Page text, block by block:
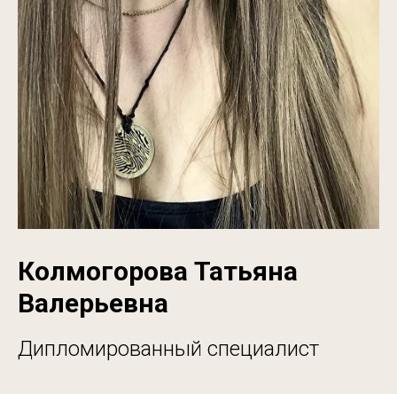
Колмогорова Татьяна
Валерьевна
Дипломированный специалист